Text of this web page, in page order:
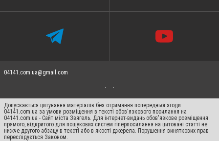
04141.com.ua@gmail.com
Допускається цитування матеріалів без отримання попередньої згоди
04141.com.ua за умови розміщення в тексті обов'язкового посилання на
04141.com.ua - Сайт міста Звягель. Для інтернет-видань обов'язкове розміщення
прямого, відкритого для пошукових систем гіперпосилання на цитовані статті не
нижче другого абзацу в тексті або в якості джерела. Порушення виняткових прав
переслідується Законом.